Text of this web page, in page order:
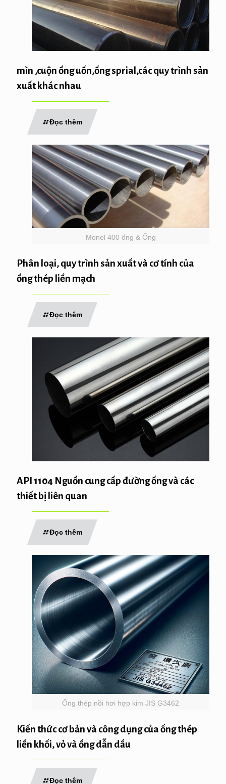
mìn ,cuộn ống uốn,ống sprial,các quy trình sản
xuất khác nhau
Đọc thêm
Monel 400 ống & Ống
Phân loại, quy trình sản xuất và cơ tính của
ống thép liền mạch
Đọc thêm
API 1104 Nguồn cung cấp đường ống và các
thiết bị liên quan
Đọc thêm
Ống thép nồi hơi hợp kim JIS G3462
Kiến thức cơ bản và công dụng của ống thép
liền khối, vỏ và ống dẫn dầu
Đọc thêm